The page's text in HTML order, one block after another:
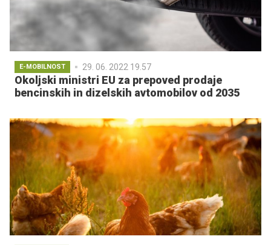
E-MOBILNOST 29. 06. 2022 19.57
Okoljski ministri EU za prepoved prodaje
bencinskih in dizelskih avtomobilov od 2035